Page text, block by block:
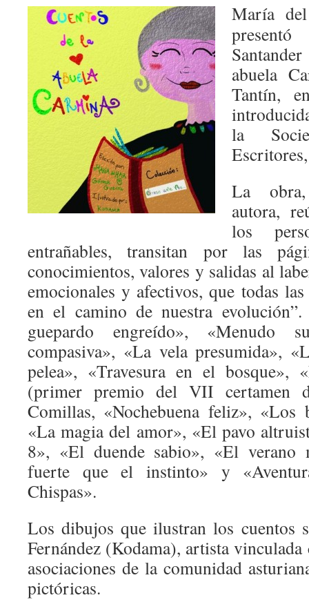
María
abuela
Tantín,
la
La
autora,
los
entrañables, transitan por las
conocimientos, valores y salidas al
emocionales y afectivos, que todas
en el camino de nuestra
guepardo engreído», «Menudo
compasiva», «La vela presumida»,
pelea», «Travesura en el bosque»,
(primer premio del VII certamen
Comillas, «Nochebuena feliz», «Los
«La magia del amor», «El pavo
8», «El duende sabio», «El verano
fuerte que el instinto» y
Chispas».
Los dibujos que ilustran los cuentos
Fernández (Kodama), artista
asociaciones de la comunidad
pictóricas.